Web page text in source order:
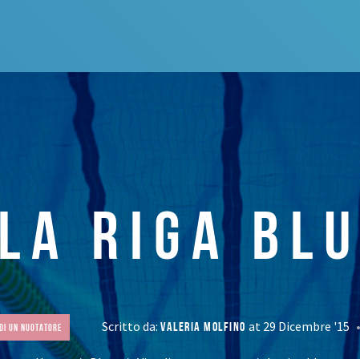
RIGA BLU
un nuotatore Scritto da: VALERIA MOLFINO at 29 Dicembre '15